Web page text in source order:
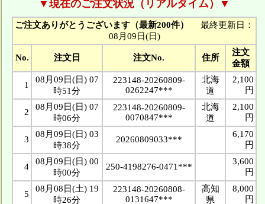
▼現在のご注文状況（リアルタイム）▼